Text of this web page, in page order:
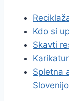
Kdo si
Skavti
Spletna